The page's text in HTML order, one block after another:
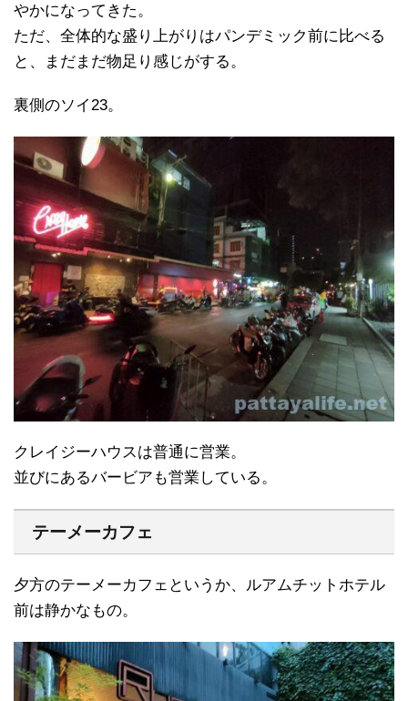
やかになってきた。
ただ、全体的な盛り上がりはパンデミック前に比べる
と、まだまだ物足り感じがする。
裏側のソイ23。
クレイジーハウスは普通に営業。
並びにあるバービアも営業している。
テーメーカフェ
夕方のテーメーカフェというか、ルアムチットホテル
前は静かなもの。